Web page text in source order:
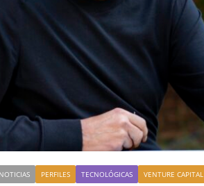
NOTICIAS PERFILES TECNOLÓGICAS VENTURE CAPITAL